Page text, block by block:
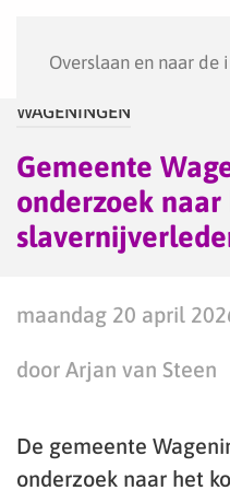
Overslaan en naar de
WAGENINGEN
Gemeente
onderzoek
maandag 20 april
door Arjan van Steen
De gemeente
onderzoek naar het